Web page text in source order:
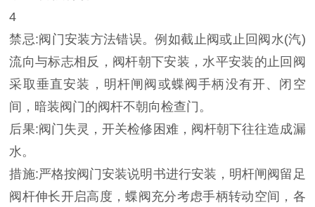
4
禁忌:阀门安装方法错误。例如截止阀或止回阀水(汽)
流向与标志相反，阀杆朝下安装，水平安装的止回阀
采取垂直安装，明杆闸阀或蝶阀手柄没有开、闭空
间，暗装阀门的阀杆不朝向检查门。
后果:阀门失灵，开关检修困难，阀杆朝下往往造成漏
水。
措施:严格按阀门安装说明书进行安装，明杆闸阀留足
阀杆伸长开启高度，蝶阀充分考虑手柄转动空间，各